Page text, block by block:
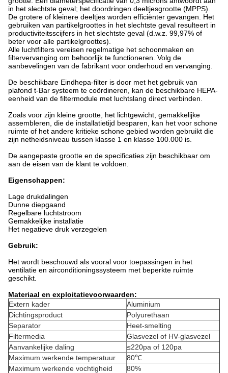
in het slechtste geval; het doordringen deeltjesgrootte (MPPS).
De grotere of kleinere deeltjes worden efficiënter gevangen. Het
gebruiken van partikelgroottes in het slechtste geval resulteert in
productiviteitsscijfers in het slechtste geval (d.w.z. 99,97% of
beter voor alle partikelgroottes).
Alle luchtfilters vereisen regelmatige het schoonmaken en
filtervervanging om behoorlijk te functioneren. Volg de
aanbevelingen van de fabrikant voor onderhoud en vervanging.
De beschikbare Eindhepa-filter is door met het gebruik van
plafond t-Bar systeem te coördineren, kan de beschikbare HEPA-
eenheid van de filtermodule met luchtslang direct verbinden.
Zoals voor zijn kleine grootte, het lichtgewicht, gemakkelijke
assembleren, die de installatietijd besparen, kan het voor schone
ruimte of het andere kritieke schone gebied worden gebruikt die
zijn netheidsniveau tussen klasse 1 en klasse 100.000 is.
De aangepaste grootte en de specificaties zijn beschikbaar om
aan de eisen van de klant te voldoen.
Eigenschappen:
Lage drukdalingen
Dunne diepgaand
Regelbare luchtstroom
Gemakkelijke installatie
Het negatieve druk verzegelen
Gebruik:
Het wordt beschouwd als vooral voor toepassingen in het
ventilatie en airconditioningssysteem met beperkte ruimte
geschikt.
Materiaal en exploitatievoorwaarden:
Extern kader
Aluminium
Dichtingsproduct
Polyurethaan
Separator
Heet-smelting
Filtermedia
Glasvezel of HV-glasvezel
Aanvankelijke daling
≤220pa of 120pa
Maximum werkende temperatuur
80℃
Maximum werkende vochtigheid
80%